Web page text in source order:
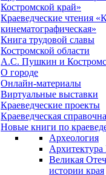
Костромской край»
Краеведческие чтения
кинематографическая»
Книга трудовой славы
Костромской области
А.С. Пушкин и
О городе
Онлайн-материалы
Виртуальные выставки
Краеведческие проекты
Краеведческая
Новые книги по
Археология
Архитектура
Великая
истории края